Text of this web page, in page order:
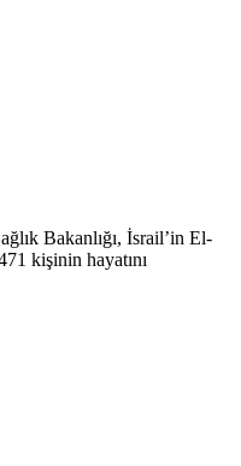
Bakanlığı, İsrail’in El-
kişinin hayatını